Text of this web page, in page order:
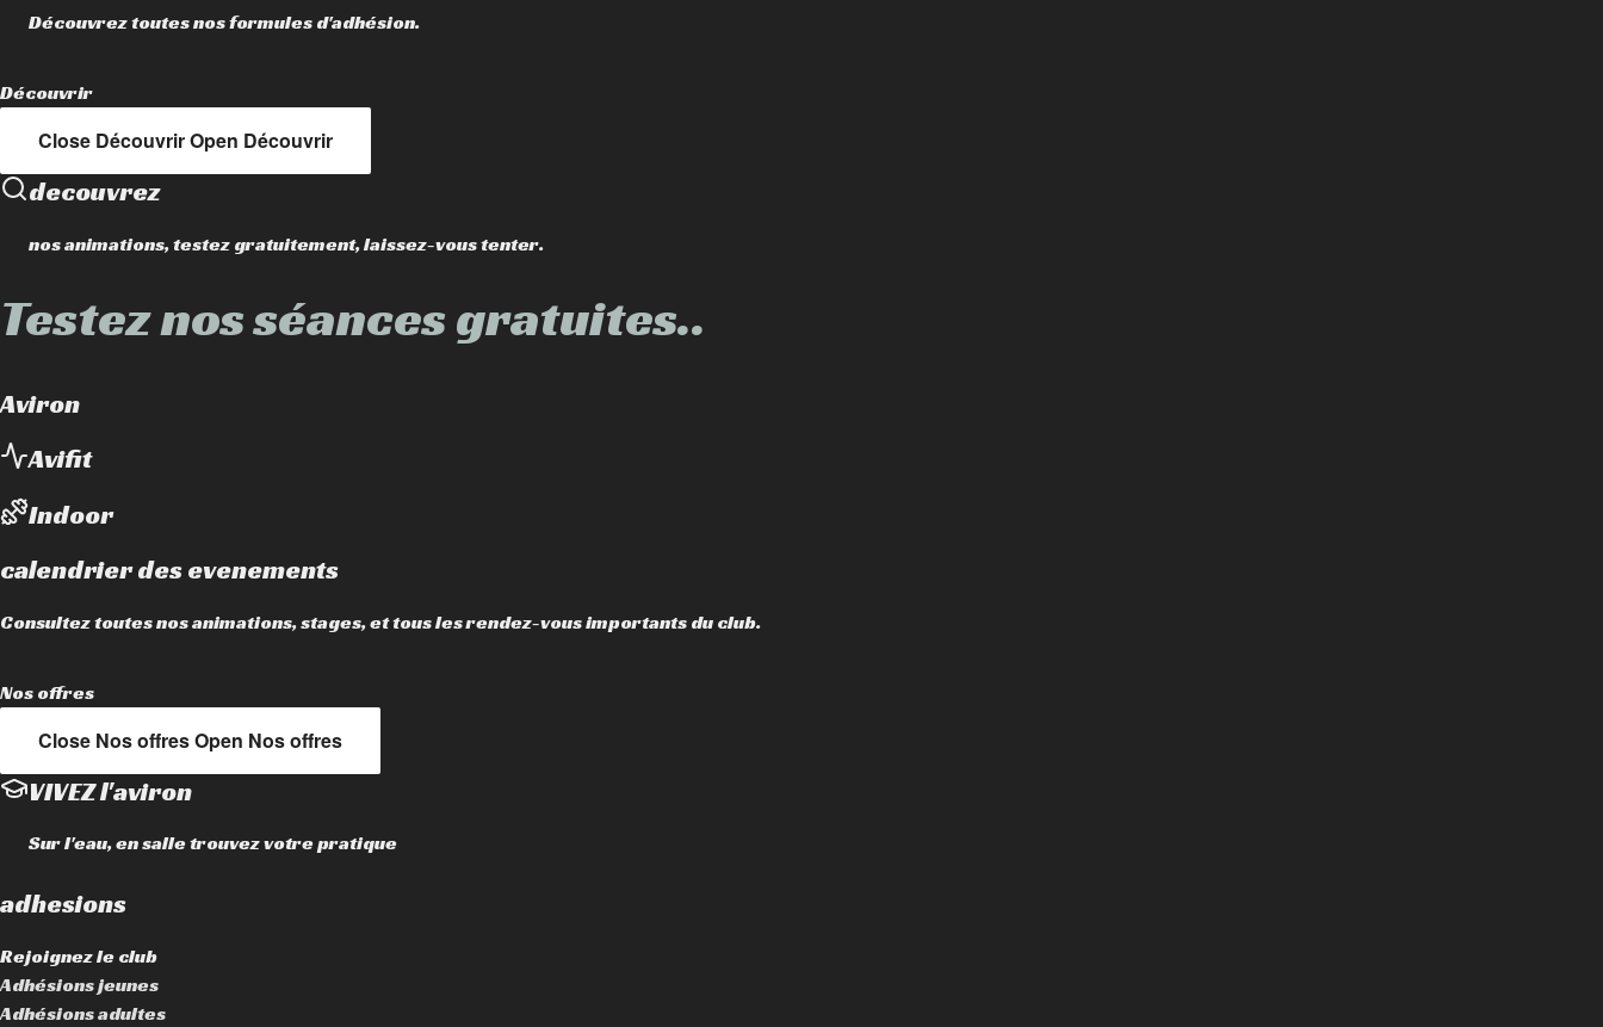
Découvrez toutes nos formules d'adhésion.
Découvrir
Close DécouvrirOpen Découvrir
decouvrez
nos animations, testez gratuitement, laissez-vous tenter.
Testez nos séances gratuites..
Aviron
Avifit
Indoor
calendrier des evenements
Consultez toutes nos animations, stages, et tous les rendez-vous importants du club.
Nos offres
Close Nos offresOpen Nos offres
VIVEZ l'aviron
Sur l'eau, en salle trouvez votre pratique
adhesions
Rejoignez le club
Adhésions jeunes
Adhésions adultes